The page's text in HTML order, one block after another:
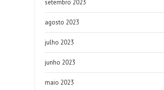
setembro 2023
agosto 2023
julho 2023
junho 2023
maio 2023